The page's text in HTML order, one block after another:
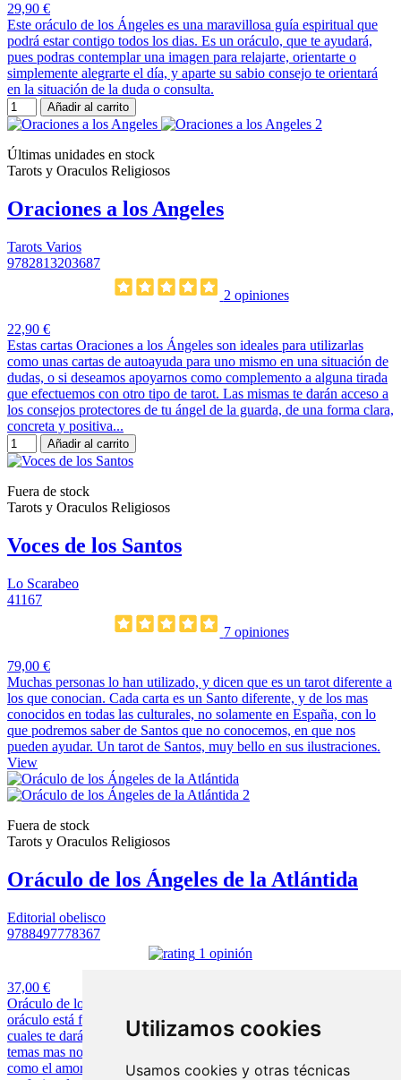
Utilizamos cookies
Usamos cookies y otras técnicas
29,90 €
Este oráculo de los Ángeles es una maravillosa guía espiritual que
podrá estar contigo todos los dias. Es un oráculo, que te ayudará,
pues podras contemplar una imagen para relajarte, orientarte o
simplemente alegrarte el día, y aparte su sabio consejo te orientará
en la situación de la duda o consulta.
Añadir al carrito
Últimas unidades en stock
Tarots y Oraculos Religiosos
Oraciones a los Angeles
Tarots Varios
9782813203687
2 opiniones
22,90 €
Estas cartas Oraciones a los Ángeles son ideales para utilizarlas
como unas cartas de autoayuda para uno mismo en una situación de
dudas, o si deseamos apoyarnos como complemento a alguna tirada
que efectuemos con otro tipo de tarot. Las mismas te darán acceso a
los consejos protectores de tu ángel de la guarda, de una forma clara,
concreta y positiva...
Añadir al carrito
Fuera de stock
Tarots y Oraculos Religiosos
Voces de los Santos
Lo Scarabeo
41167
7 opiniones
79,00 €
Muchas personas lo han utilizado, y dicen que es un tarot diferente a
los que conocian. Cada carta es un Santo diferente, y de los mas
conocidos en todas las culturales, no solamente en España, con lo
que podremos saber de Santos que no conocemos, en que nos
pueden ayudar. Un tarot de Santos, muy bello en sus ilustraciones.
View
Fuera de stock
Tarots y Oraculos Religiosos
Oráculo de los Ángeles de la Atlántida
Editorial obelisco
9788497778367
1 opinión
37,00 €
Oráculo de los Ángeles de la Atlántida Oráculo de Colección Este
oráculo está formado por 44 cartas y por los doce Arcángeles, los
cuales te darán ayuda a las preguntas que desees formular sobre los
temas mas normales, como son el amor, la salud, el de siempre,
como el amor, otro que tampoco falta, el dinero, o a nivel